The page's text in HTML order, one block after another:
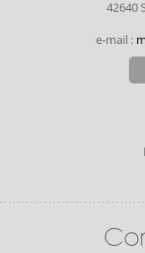
42640
e-mail :